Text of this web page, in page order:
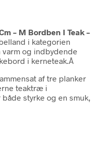
– M Bordben I Teak –
i kategorien
varm og indbydende
i kerneteak.Â
af tre planker
teaktræ i
styrke og en smuk,